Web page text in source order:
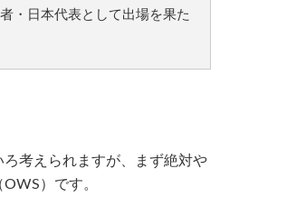
・日本代表として出場を果た
考えられますが、まず絶対や
）です。